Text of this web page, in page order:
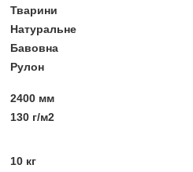
Тварини
Натуральне
Бавовна
Рулон
2400 мм
130 г/м2
10 кг